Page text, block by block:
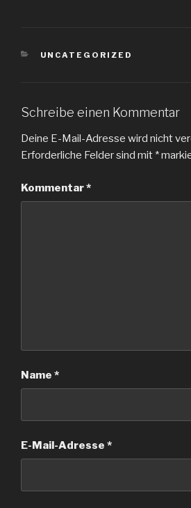
KATEGORIEN
UNCATEGORIZED
Schreibe einen Kommentar
Deine E-Mail-Adresse wird nicht
Erforderliche Felder sind mit *
Kommentar*
Name *
E-Mail-Adresse *